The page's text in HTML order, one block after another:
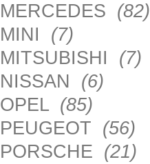
MERCEDES (82)
MINI (7)
MITSUBISHI (7)
NISSAN (6)
OPEL (85)
PEUGEOT (56)
PORSCHE (21)